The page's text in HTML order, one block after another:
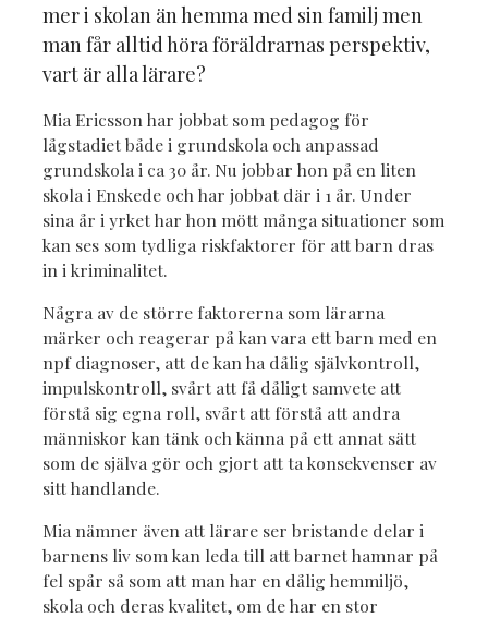
mer i skolan än hemma med sin familj men
man får alltid höra föräldrarnas perspektiv,
vart är alla lärare?
Mia Ericsson har jobbat som pedagog för
lågstadiet både i grundskola och anpassad
grundskola i ca 30 år. Nu jobbar hon på en liten
skola i Enskede och har jobbat där i 1 år. Under
sina år i yrket har hon mött många situationer som
kan ses som tydliga riskfaktorer för att barn dras
in i kriminalitet.
Några av de större faktorerna som lärarna
märker och reagerar på kan vara ett barn med en
npf diagnoser, att de kan ha dålig självkontroll,
impulskontroll, svårt att få dåligt samvete att
förstå sig egna roll, svårt att förstå att andra
människor kan tänk och känna på ett annat sätt
som de själva gör och gjort att ta konsekvenser av
sitt handlande.
Mia nämner även att lärare ser bristande delar i
barnens liv som kan leda till att barnet hamnar på
fel spår så som att man har en dålig hemmiljö,
skola och deras kvalitet, om de har en stor